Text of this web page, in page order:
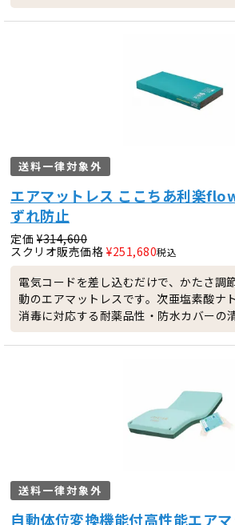
送料一律対象外
エアマットレス ここちあ利楽
ずれ防止
定価 ¥314,600
スクリオ販売価格 ¥251,680税込
電気コードを差し込むだけで、かたさ調
動のエアマットレスです。次亜塩素酸ナ
消毒に対応する耐薬品性・防水カバーの
送料一律対象外
自動体位変換機能付高性能エア